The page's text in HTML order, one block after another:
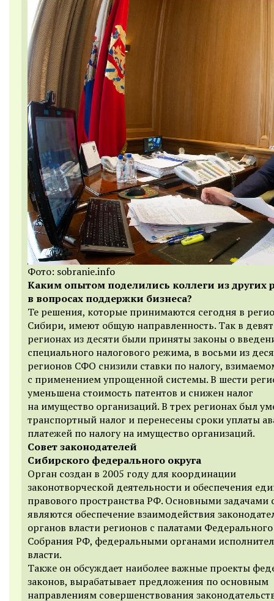
Фото: sobranie.info
Каким опытом поделились коллеги из других
в вопросах поддержки бизнеса?
Те решения, которые принимаются сегодня в
Сибири, имеют общую направленность. Так в
регионах из десяти были приняты законы о
специального налогового режима, в восьми из
регионов СФО снизили ставки по налогу,
с применением упрощенной системы. В шести
уменьшена стоимость патентов и снижен налог
на имущество организаций. В трех регионах был
транспортный налог и перенесены сроки уплаты
платежей по налогу на имущество организаций.
Совет законодателей
Сибирского федерального округа
Орган создан в 2005 году для координации
законотворческой деятельности и обеспечения
правового пространства РФ. Основными задачами
являются обеспечение взаимодействия
органов власти регионов с палатами Федерального
Собрания РФ, федеральными органами
власти.
Также он обсуждает наиболее важные проекты
законов, вырабатывает предложения по основным
направлениям совершенствования